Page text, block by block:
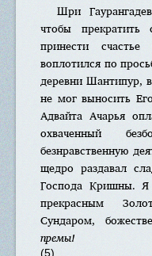
Шри
чтобы
принести
воплотился по
деревни Шантипур,
не мог выносить
Адвайта Ачарья
охваченный
безнравственную
щедро раздавал
Господа Кришны. Я
прекрасным
Сундаром,
премы!
(5)